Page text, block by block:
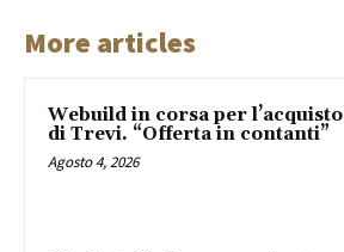
More articles
Webuild in corsa per l’acquisto
di Trevi. “Offerta in contanti”
Agosto 4, 2026